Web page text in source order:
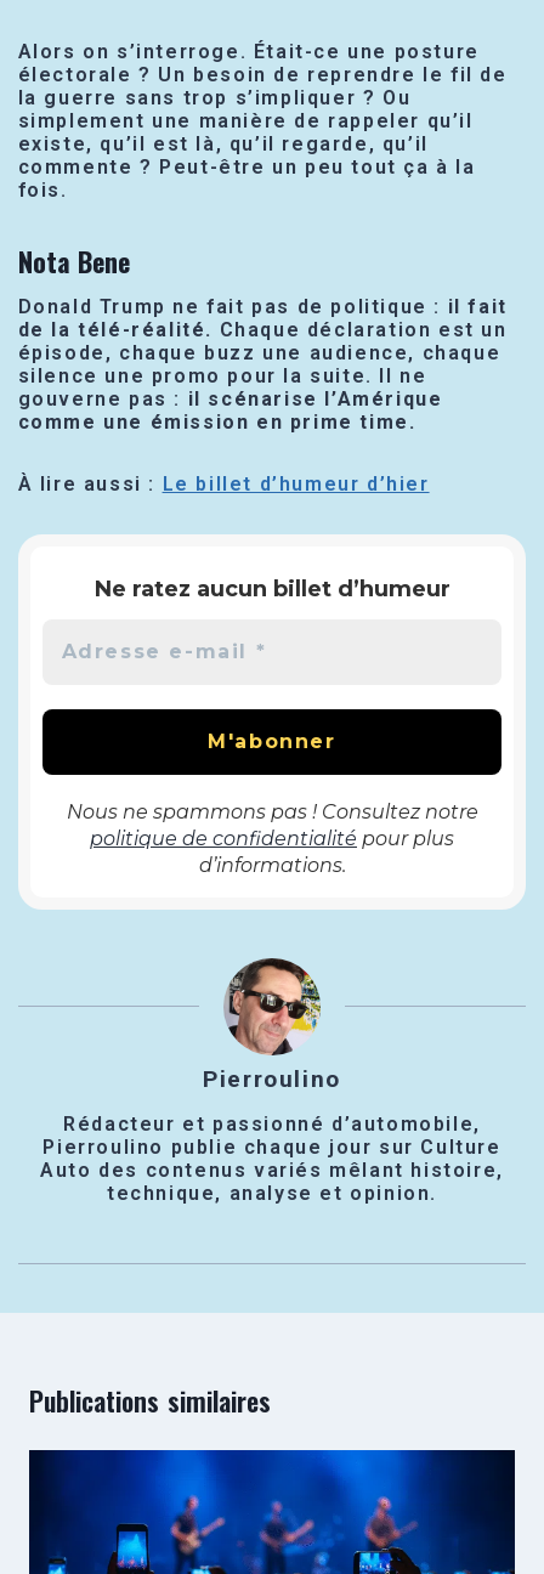
Alors on s’interroge. Était-ce une posture
électorale ? Un besoin de reprendre le fil de
la guerre sans trop s’impliquer ? Ou
simplement une manière de rappeler qu’il
existe, qu’il est là, qu’il regarde, qu’il
commente ? Peut-être un peu tout ça à la
fois.
Nota Bene
Donald Trump ne fait pas de politique : il fait
de la télé-réalité. Chaque déclaration est un
épisode, chaque buzz une audience, chaque
silence une promo pour la suite. Il ne
gouverne pas : il scénarise l’Amérique
comme une émission en prime time.
À lire aussi : Le billet d’humeur d’hier
Ne ratez aucun billet d’humeur
Nous ne spammons pas ! Consultez notre
politique de confidentialité pour plus
d’informations.
Pierroulino
Rédacteur et passionné d’automobile,
Pierroulino publie chaque jour sur Culture
Auto des contenus variés mêlant histoire,
technique, analyse et opinion.
Publications similaires